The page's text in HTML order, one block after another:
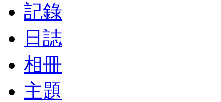
記錄
日誌
相冊
主題